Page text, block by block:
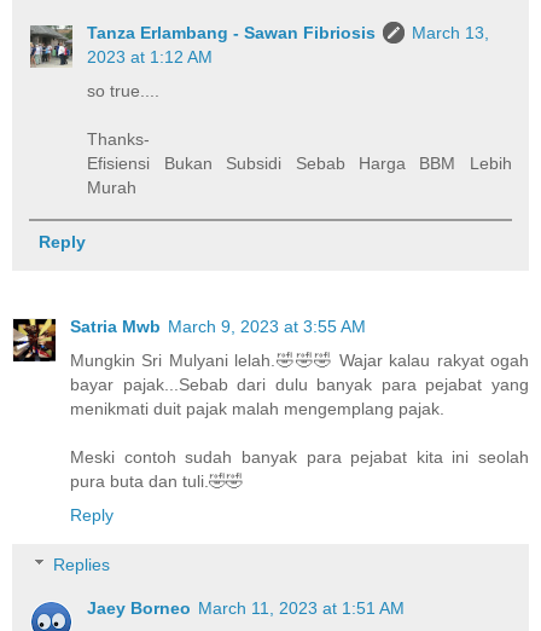
Tanza Erlambang - Sawan Fibriosis
March 13,
2023 at 1:12 AM
so true....
Thanks-
Efisiensi Bukan Subsidi Sebab Harga BBM Lebih
Murah
Reply
Satria Mwb March 9, 2023 at 3:55 AM
Mungkin Sri Mulyani lelah.🤣🤣🤣 Wajar kalau rakyat ogah
bayar pajak...Sebab dari dulu banyak para pejabat yang
menikmati duit pajak malah mengemplang pajak.
Meski contoh sudah banyak para pejabat kita ini seolah
pura buta dan tuli.🤣🤣
Reply
Replies
Jaey Borneo March 11, 2023 at 1:51 AM